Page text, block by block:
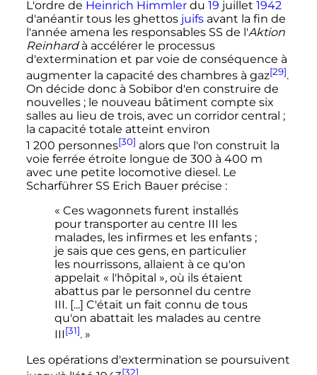
L'ordre de Heinrich Himmlerdu 19 juillet 1942
d'anéantir tous les ghettos juifsavant la fin de
l'année amena les responsables SS de l'Aktion
Reinhardà accélérer le processus
d'extermination et par voie de conséquence à
augmenter la capacité des chambres à gaz[29].
On décide donc à Sobibor d'en construire de
nouvelles ; le nouveau bâtiment compte six
salles au lieu de trois, avec un corridor central ;
la capacité totale atteint environ
1 200 personnes[30] alors que l'on construit la
voie ferrée étroite longue de 300 à 400 m
avec une petite locomotive diesel. Le
Scharführer SS Erich Bauer précise :
« Ces wagonnets furent installés
pour transporter au centre III les
malades, les infirmes et les enfants ;
je sais que ces gens, en particulier
les nourrissons, allaient à ce qu'on
appelait « l'hôpital », où ils étaient
abattus par le personnel du centre
III. [...] C'était un fait connu de tous
qu'on abattait les malades au centre
III[31]. »
Les opérations d'extermination se poursuivent
[32]